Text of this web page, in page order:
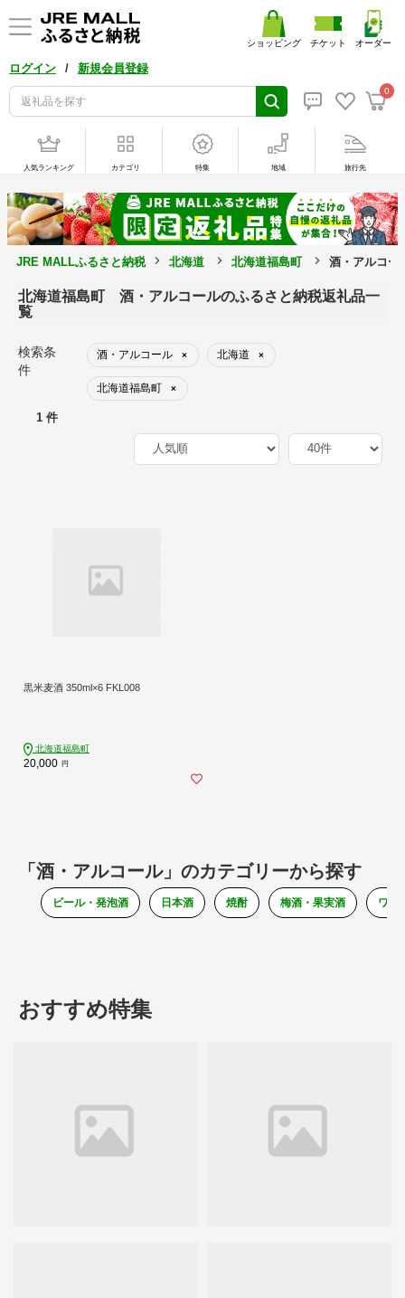
ログイン / 新規会員登録
0
ショッピング チケット オーダー
人気ランキング カテゴリ 特集 地域 旅行先
JRE MALLふるさと納税 北海道 北海道福島町 酒・アルコー
北海道福島町 酒・アルコールのふるさと納税返礼品一
覧
検索条
件
酒・アルコール × 北海道 ×
北海道福島町 ×
1 件
黒米麦酒 350ml×6 FKL008
北海道福島町
20,000 円
「酒・アルコール」のカテゴリーから探す
ビール・発泡酒 日本酒 焼酎 梅酒・果実酒 ワイ
おすすめ特集